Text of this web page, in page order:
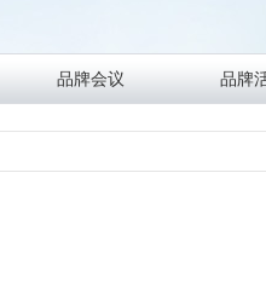
品牌会议 品牌